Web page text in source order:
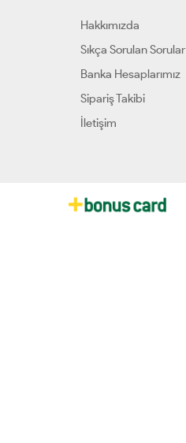
Hakkımızda
Sıkça Sorulan Sorular
Banka Hesaplarımız
Sipariş Takibi
İletişim